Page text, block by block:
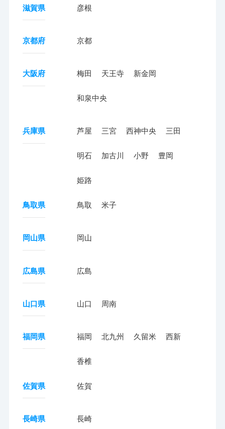
滋賀県 彦根
京都府 京都
大阪府 梅田 天王寺 新金岡
和泉中央
兵庫県 芦屋 三宮 西神中央 三田
明石 加古川 小野 豊岡
姫路
鳥取県 鳥取 米子
岡山県 岡山
広島県 広島
山口県 山口 周南
福岡県 福岡 北九州 久留米 西新
香椎
佐賀県 佐賀
長崎県 長崎